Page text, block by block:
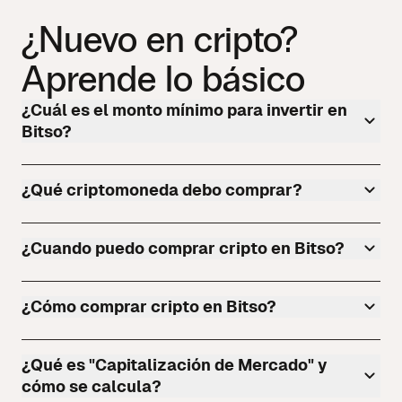
¿Nuevo en cripto?
Aprende lo básico
¿Cuál es el monto mínimo para invertir en
Bitso?
¿Qué criptomoneda debo comprar?
¿Cuando puedo comprar cripto en Bitso?
¿Cómo comprar cripto en Bitso?
¿Qué es "Capitalización de Mercado" y
cómo se calcula?